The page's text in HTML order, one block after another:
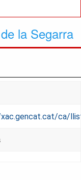
la Segarra
ca/